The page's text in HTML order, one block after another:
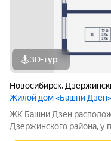
3D-тур
Новосибирск,
Жилой дом «Башни Дзен»
ЖК Башни Дзен
Дзержинского района, у